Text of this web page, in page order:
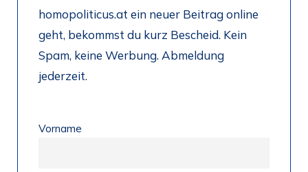
homopoliticus.at ein neuer Beitrag online
geht, bekommst du kurz Bescheid. Kein
Spam, keine Werbung. Abmeldung
jederzeit.
Vorname